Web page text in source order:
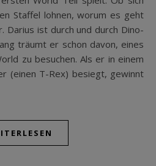
Staffel lohnen, worum es geht
Darius ist durch und durch Dino-
träumt er schon davon, eines
zu besuchen. Als er in einem
(einen T-Rex) besiegt, gewinnt